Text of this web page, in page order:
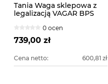
Tania Waga sklepowa z
legalizacją VAGAR BPS
0 ocen
739,00 zł
Cena netto: 600,81 zł